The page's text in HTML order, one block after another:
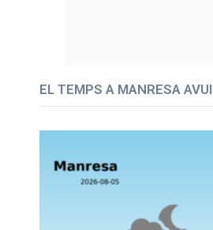
EL TEMPS A MANRESA AVUI